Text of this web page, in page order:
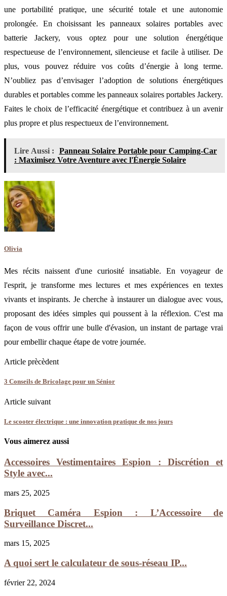
une portabilité pratique, une sécurité totale et une autonomie
prolongée. En choisissant les panneaux solaires portables avec
batterie Jackery, vous optez pour une solution énergétique
respectueuse de l’environnement, silencieuse et facile à utiliser. De
plus, vous pouvez réduire vos coûts d’énergie à long terme.
N’oubliez pas d’envisager l’adoption de solutions énergétiques
durables et portables comme les panneaux solaires portables Jackery.
Faites le choix de l’efficacité énergétique et contribuez à un avenir
plus propre et plus respectueux de l’environnement.
Lire Aussi :
Panneau Solaire Portable pour Camping-Car
: Maximisez Votre Aventure avec l'Énergie Solaire
Olivia
Mes récits naissent d'une curiosité insatiable. En voyageur de
l'esprit, je transforme mes lectures et mes expériences en textes
vivants et inspirants. Je cherche à instaurer un dialogue avec vous,
proposant des idées simples qui poussent à la réflexion. C'est ma
façon de vous offrir une bulle d'évasion, un instant de partage vrai
pour embellir chaque étape de votre journée.
Article prècèdent
3 Conseils de Bricolage pour un Sénior
Article suivant
Le scooter électrique : une innovation pratique de nos jours
Vous aimerez aussi
Accessoires Vestimentaires Espion : Discrétion et
Style avec...
mars 25, 2025
Briquet Caméra Espion : L’Accessoire de
Surveillance Discret...
mars 15, 2025
A quoi sert le calculateur de sous-réseau IP...
février 22, 2024